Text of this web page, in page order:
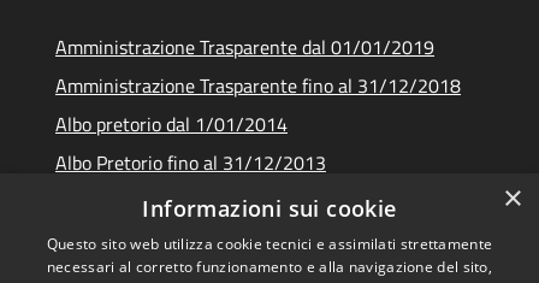
Amministrazione Trasparente dal 01/01/2019
Amministrazione Trasparente fino al 31/12/2018
Albo pretorio dal 1/01/2014
Albo Pretorio fino al 31/12/2013
Documenti e dati
×
Informazioni sui cookie
Questo sito web utilizza cookie tecnici e assimilati strettamente
necessari al corretto funzionamento e alla navigazione del sito,